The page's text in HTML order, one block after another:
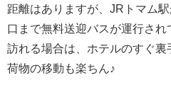
距離はありますが、JRトマム
口まで無料送迎バスが運行さ
訪れる場合は、ホテルのすぐ
荷物の移動も楽ちん♪